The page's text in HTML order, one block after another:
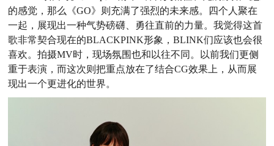
的感觉，那么《GO》则充满了强烈的未来感。四个人聚在
一起，展现出一种气势磅礴、勇往直前的力量。我觉得这首
歌非常契合现在的BLACKPINK形象，BLINK们应该也会很
喜欢。拍摄MV时，现场氛围也和以往不同。以前我们更侧
重于表演，而这次则把重点放在了结合CG效果 上，从而展
现出一个更进化的世界。